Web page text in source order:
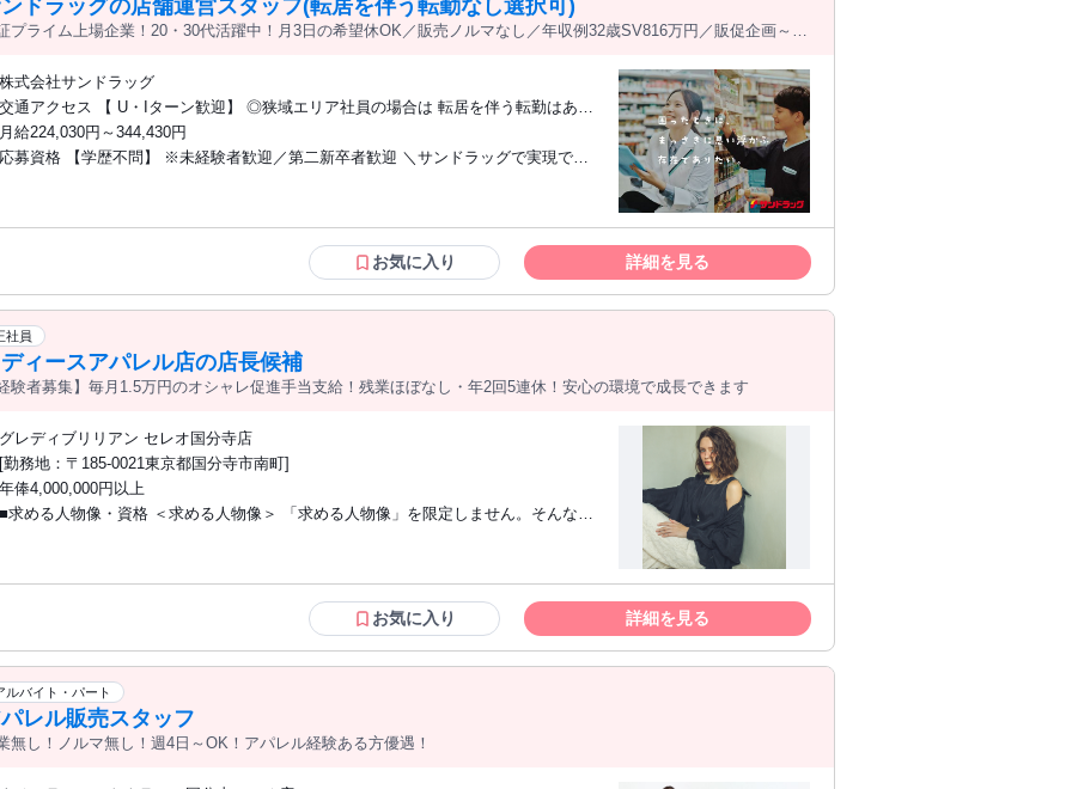
ドラッグの店舗運営スタッフ(転居を伴う転勤なし選択可)
プライム上場企業！20・30代活躍中！月3日の希望休OK／販売ノルマなし／年収例32歳SV816万円／販促企画～商
株式会社サンドラッグ
交通アクセス 【 U・Iターン歓迎】 ◎狭域エリア社員の場合は 転居を伴う転勤はあり
ません。 ◎マイカー通勤OK
月給224,030円～344,430円
応募資格 【学歴不問】 ※未経験者歓迎／第二新卒者歓迎 ＼サンドラッグで実現でき
中に 資格や業務の勉強ができます。 〇店長などポストアップが可能。 └長期に亘り、
きる。 〇プライベートの充実を実現できる。 └月3日の希望休有
お気に入り 詳細を見る
社員
ィースアパレル店の店長候補
験者募集】毎月1.5万円のオシャレ促進手当支給！残業ほぼなし・年2回5連休！安心の環境で成長できます
グレディブリリアン セレオ国分寺店
[勤務地：〒185-0021東京都国分寺市南町]
年俸4,000,000円以上
■求める人物像・資格 ＜求める人物像＞ 「求める人物像」を限定しません。そんなの
歳のため）
お気に入り 詳細を見る
ルバイト・パート
レル販売スタッフ
無し！ノルマ無し！週4日～OK！アパレル経験ある方優遇！